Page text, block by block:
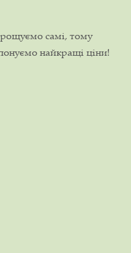
самі, тому
найкращі ціни!